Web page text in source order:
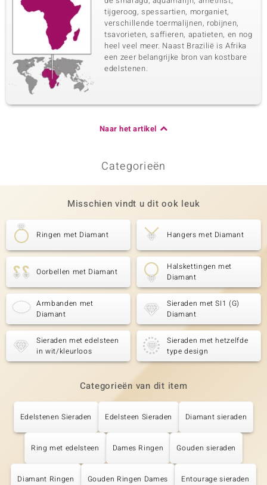
tijgeroog, spessartien, morganiet,
verschillende toermalijnen, robijnen,
tsavorieten, saffieren, apatieten, en nog
heel veel meer. Naast Brazilië is Afrika
een zeer belangrijke bron van kostbare
edelstenen.
Naar het artikel
Categorieën
Misschien vindt u dit ook leuk
Ringen met Diamant Hangers met Diamant
Oorbellen met Diamant
Halskettingen met
Diamant
Armbanden met
Diamant
Sieraden met SI1 (G)
Diamant
Sieraden met edelsteen
in wit/kleurloos
Sieraden met hetzelfde
type design
Categorieën van dit item
Edelstenen Sieraden Edelsteen Sieraden Diamant sieraden
Ring met edelsteen Dames Ringen Gouden sieraden
Diamant Ringen Gouden Ringen Dames Entourage sieraden